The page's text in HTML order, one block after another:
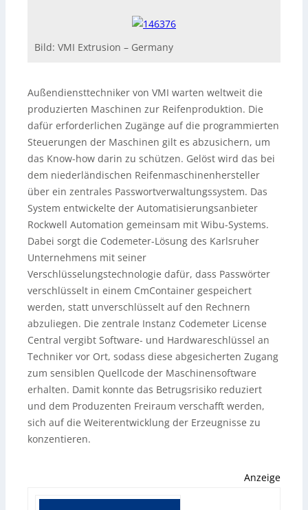
Bild: VMI Extrusion – Germany
Außendiensttechniker von VMI warten weltweit die
produzierten Maschinen zur Reifenproduktion. Die
dafür erforderlichen Zugänge auf die programmierten
Steuerungen der Maschinen gilt es abzusichern, um
das Know-how darin zu schützen. Gelöst wird das bei
dem niederländischen Reifenmaschinenhersteller
über ein zentrales Passwortverwaltungssystem. Das
System entwickelte der Automatisierungsanbieter
Rockwell Automation gemeinsam mit Wibu-Systems.
Dabei sorgt die Codemeter-Lösung des Karlsruher
Unternehmens mit seiner
Verschlüsselungstechnologie dafür, dass Passwörter
verschlüsselt in einem CmContainer gespeichert
werden, statt unverschlüsselt auf den Rechnern
abzuliegen. Die zentrale Instanz Codemeter License
Central vergibt Software- und Hardwareschlüssel an
Techniker vor Ort, sodass diese abgesicherten Zugang
zum sensiblen Quellcode der Maschinensoftware
erhalten. Damit konnte das Betrugsrisiko reduziert
und dem Produzenten Freiraum verschafft werden,
sich auf die Weiterentwicklung der Erzeugnisse zu
konzentieren.
Anzeige